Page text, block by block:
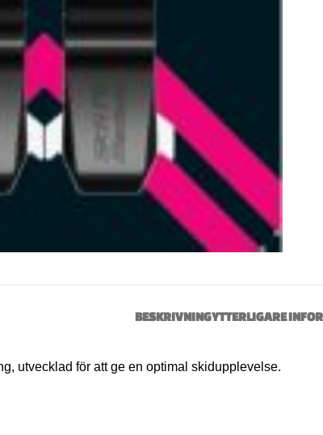
BESKRIVNINGYTTERLIGARE
utvecklad för att ge en optimal skidupplevelse.